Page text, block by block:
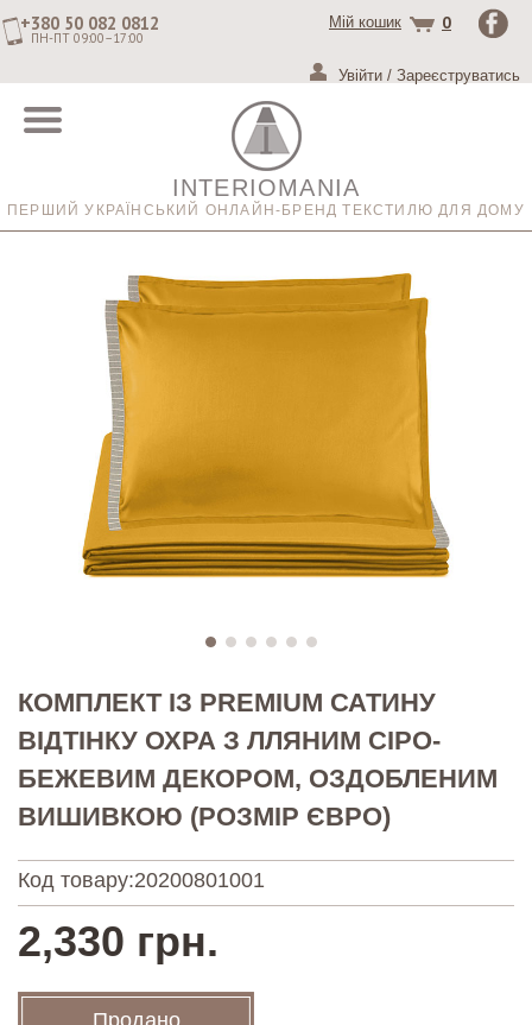
+380 50 082 0812
ПН-ПТ 09:00–17:00
Мій кошик 0
Увійти / Зареєструватись
INTERIOMANIA
ПЕРШИЙ УКРАЇНСЬКИЙ ОНЛАЙН-БРЕНД ТЕКСТИЛЮ ДЛЯ ДОМУ
КОМПЛЕКТ ІЗ PREMIUM САТИНУ
ВІДТІНКУ ОХРА З ЛЛЯНИМ СІРО-
БЕЖЕВИМ ДЕКОРОМ, ОЗДОБЛЕНИМ
ВИШИВКОЮ (РОЗМІР ЄВРО)
Код товару:20200801001
2,330 грн.